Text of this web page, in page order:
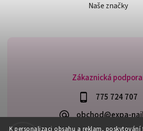
K personalizaci obsahu a reklam,
Zákaznická
775 724 707
obchod@expa-
Naše značky